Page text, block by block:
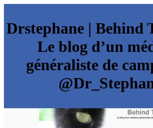
Drstephane | Behind
Le blog d’un
généraliste de